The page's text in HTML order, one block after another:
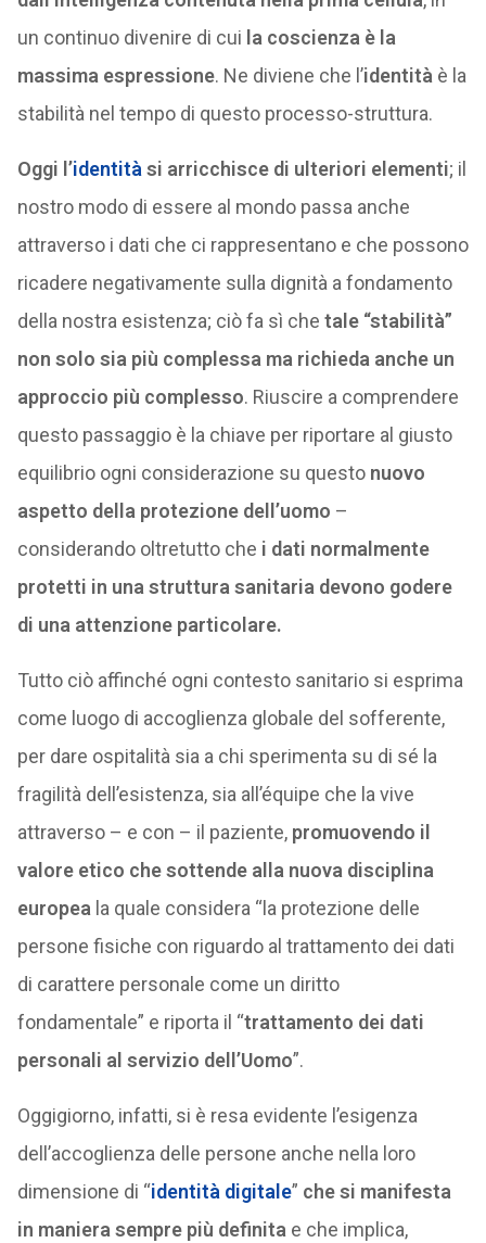
un continuo divenire di cui la coscienza è la
massima espressione. Ne diviene che l’identità è la
stabilità nel tempo di questo processo-struttura.
Oggi l’identità si arricchisce di ulteriori elementi; il
nostro modo di essere al mondo passa anche
attraverso i dati che ci rappresentano e che possono
ricadere negativamente sulla dignità a fondamento
della nostra esistenza; ciò fa sì che tale “stabilità”
non solo sia più complessa ma richieda anche un
approccio più complesso. Riuscire a comprendere
questo passaggio è la chiave per riportare al giusto
equilibrio ogni considerazione su questo nuovo
aspetto della protezione dell’uomo –
considerando oltretutto che i dati normalmente
protetti in una struttura sanitaria devono godere
di una attenzione particolare.
Tutto ciò affinché ogni contesto sanitario si esprima
come luogo di accoglienza globale del sofferente,
per dare ospitalità sia a chi sperimenta su di sé la
fragilità dell’esistenza, sia all’équipe che la vive
attraverso – e con – il paziente, promuovendo il
valore etico che sottende alla nuova disciplina
europea la quale considera “la protezione delle
persone fisiche con riguardo al trattamento dei dati
di carattere personale come un diritto
fondamentale” e riporta il “trattamento dei dati
personali al servizio dell’Uomo”.
Oggigiorno, infatti, si è resa evidente l’esigenza
dell’accoglienza delle persone anche nella loro
dimensione di “identità digitale” che si manifesta
in maniera sempre più definita e che implica,